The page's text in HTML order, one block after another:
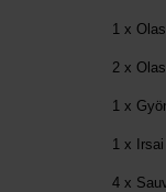
1 x
2 x
1 x
1 x
4 x